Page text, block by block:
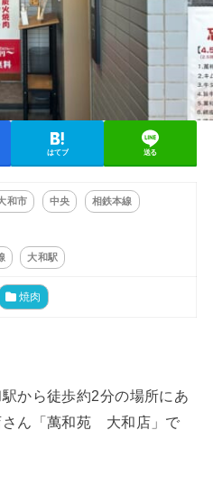
はてブ 送る
和市 中央 相鉄本線
大和駅
焼肉
から徒歩約2分の場所にあ
さん「萬和苑 大和店」で